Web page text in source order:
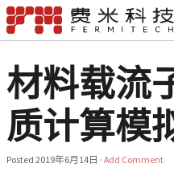
材料载流
质计算模
Posted 2019年6月14日 · Add Comment